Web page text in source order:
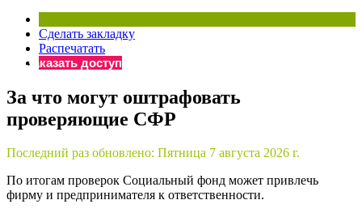
Просто заполните форму, и мы вышлем вам на почту
Сделать закладку
Распечатать
Заказать доступ
За что могут оштрафовать
проверяющие СФР
Последний раз обновлено: Пятница 7 августа 2026 г.
По итогам проверок Социальный фонд может привлечь
фирму и предпринимателя к ответственности.